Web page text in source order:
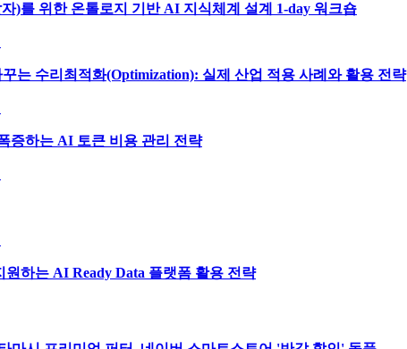
)를 위한 온톨로지 기반 AI 지식체계 설계 1-day 워크숍
는 수리최적화(Optimization): 실제 산업 적용 사례와 활용 전략
증하는 AI 토큰 비용 관리 전략
원하는 AI Ready Data 플랫폼 활용 전략